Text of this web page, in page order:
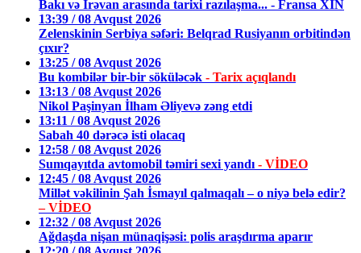
Bakı və İrəvan arasında tarixi razılaşma... - Fransa XİN
13:39 / 08 Avqust 2026
Zelenskinin Serbiya səfəri: Belqrad Rusiyanın orbitindən
çıxır?
13:25 / 08 Avqust 2026
Bu kombilər bir-bir söküləcək - Tarix açıqlandı
13:13 / 08 Avqust 2026
Nikol Paşinyan İlham Əliyevə zəng etdi
13:11 / 08 Avqust 2026
Sabah 40 dərəcə isti olacaq
12:58 / 08 Avqust 2026
Sumqayıtda avtomobil təmiri sexi yandı - VİDEO
12:45 / 08 Avqust 2026
Millət vəkilinin Şah İsmayıl qalmaqalı – o niyə belə edir?
– VİDEO
12:32 / 08 Avqust 2026
Ağdaşda nişan münaqişəsi: polis araşdırma aparır